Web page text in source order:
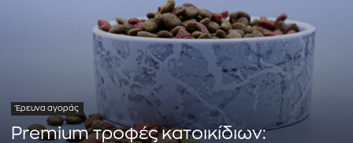
Έρευνα αγοράς
Premium τροφές κατοικίδιων: